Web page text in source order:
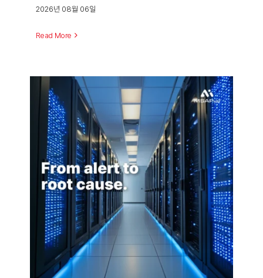
2026년 08월 06일
Read More